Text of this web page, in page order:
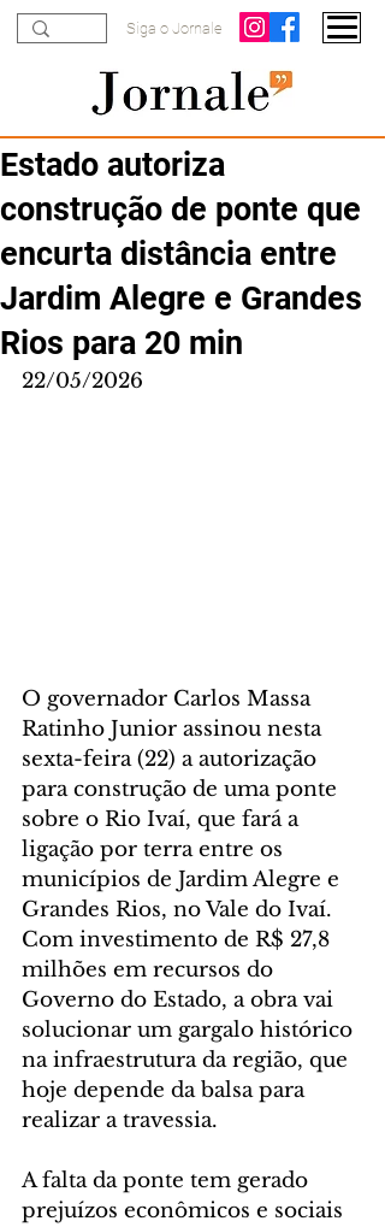
Siga o Jornale
Estado autoriza
construção de ponte que
encurta distância entre
Jardim Alegre e Grandes
Rios para 20 min
22/05/2026
O governador Carlos Massa
Ratinho Junior assinou nesta
sexta-feira (22) a autorização
para construção de uma ponte
sobre o Rio Ivaí, que fará a
ligação por terra entre os
municípios de Jardim Alegre e
Grandes Rios, no Vale do Ivaí.
Com investimento de R$ 27,8
milhões em recursos do
Governo do Estado, a obra vai
solucionar um gargalo histórico
na infraestrutura da região, que
hoje depende da balsa para
realizar a travessia.
A falta da ponte tem gerado
prejuízos econômicos e sociais